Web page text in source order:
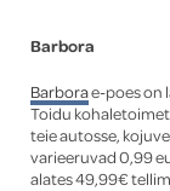
Barbora
Barborae-poes on
Toidu
teie autosse,
varieeruvad 0,99
alates 49,99€